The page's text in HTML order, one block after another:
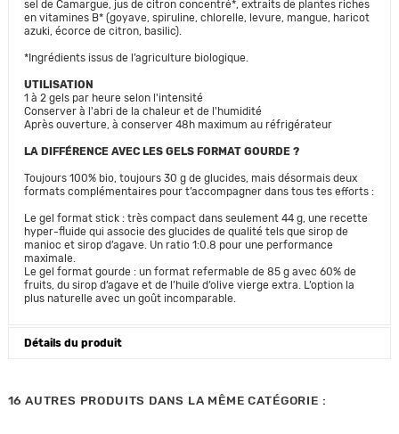
sel de Camargue, jus de citron concentré*, extraits de plantes riches
en vitamines B* (goyave, spiruline, chlorelle, levure, mangue, haricot
azuki, écorce de citron, basilic).
*Ingrédients issus de l’agriculture biologique.
UTILISATION
1 à 2 gels par heure selon l'intensité
Conserver à l'abri de la chaleur et de l'humidité
Après ouverture, à conserver 48h maximum au réfrigérateur
LA DIFFÉRENCE AVEC LES GELS FORMAT GOURDE ?
Toujours 100% bio, toujours 30 g de glucides, mais désormais deux
formats complémentaires pour t’accompagner dans tous tes efforts :
Le gel format stick : très compact dans seulement 44 g, une recette
hyper-fluide qui associe des glucides de qualité tels que sirop de
manioc et sirop d’agave. Un ratio 1:0.8 pour une performance
maximale.
Le gel format gourde : un format refermable de 85 g avec 60% de
fruits, du sirop d’agave et de l’huile d’olive vierge extra. L’option la
plus naturelle avec un goût incomparable.
Détails du produit
16 AUTRES PRODUITS DANS LA MÊME CATÉGORIE :